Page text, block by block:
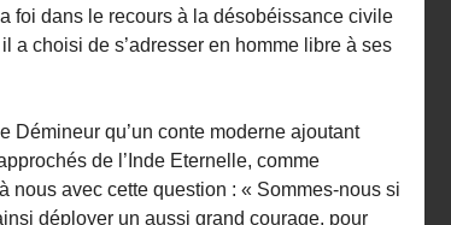
foi dans le recours à la désobéissance civile
a choisi de s’adresser en homme libre à ses
Démineur qu’un conte moderne ajoutant
de l’Inde Eternelle, comme
nous avec cette question : « Sommes-nous si
déployer un aussi grand courage, pour